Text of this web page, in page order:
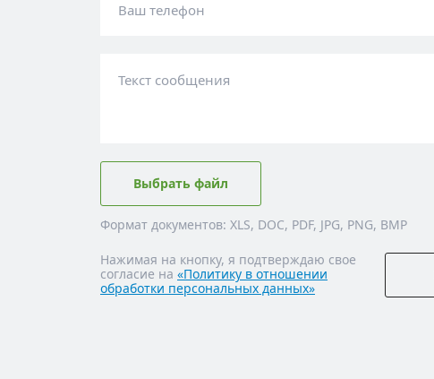
Ваш телефон
Текст сообщения
Выбрать файл
Формат документов: XLS, DOC, PDF, JPG, PNG, BMP
Нажимая на кнопку, я подтверждаю свое
согласие на «Политику в отношении
обработки персональных данных»